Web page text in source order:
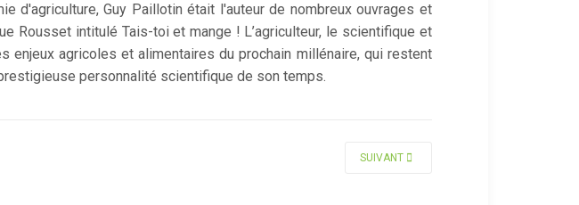
d'agriculture, Guy Paillotin était l'auteur de nombreux ouvrages et
Rousset intitulé Tais-toi et mange ! L’agriculteur, le scientifique et
agricoles et alimentaires du prochain millénaire, qui restent
personnalité scientifique de son temps.
ARTICLE SUIVANT : BOURZAT DANIEL
SUIVANT